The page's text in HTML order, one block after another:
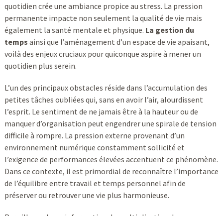
quotidien crée une ambiance propice au stress. La pression
permanente impacte non seulement la qualité de vie mais
également la santé mentale et physique. La gestion du
temps ainsi que l’aménagement d’un espace de vie apaisant,
voilà des enjeux cruciaux pour quiconque aspire à mener un
quotidien plus serein.
L’un des principaux obstacles réside dans l’accumulation des
petites tâches oubliées qui, sans en avoir l’air, alourdissent
l’esprit. Le sentiment de ne jamais être à la hauteur ou de
manquer d’organisation peut engendrer une spirale de tension
difficile à rompre. La pression externe provenant d’un
environnement numérique constamment sollicité et
l’exigence de performances élevées accentuent ce phénomène.
Dans ce contexte, il est primordial de reconnaître l’importance
de l’équilibre entre travail et temps personnel afin de
préserver ou retrouver une vie plus harmonieuse.